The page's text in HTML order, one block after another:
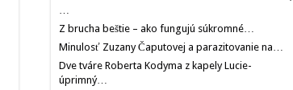
…
Z brucha beštie – ako fungujú súkromné…
Minulosť Zuzany Čaputovej a parazitovanie na…
Dve tváre Roberta Kodyma z kapely Lucie-
úprimný…